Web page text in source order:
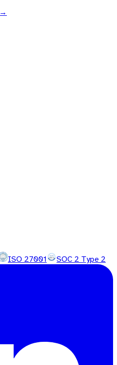
ISO 27001 SOC 2 Type 2